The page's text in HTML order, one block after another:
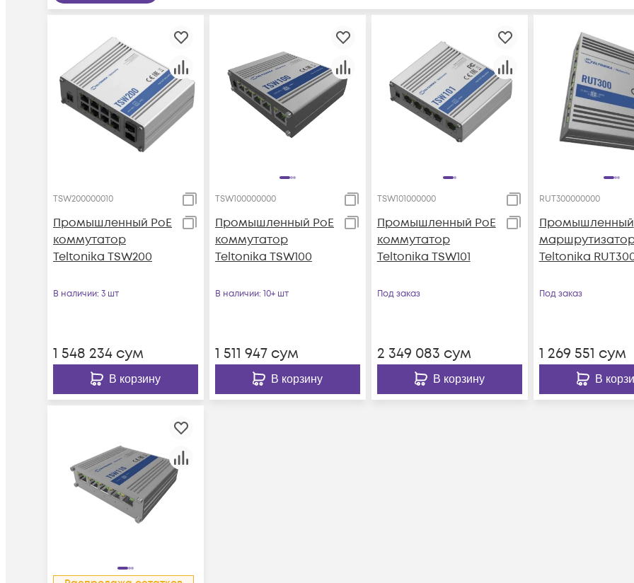
TSW200000010
Промышленный PoE
коммутатор
Teltonika TSW200
В наличии: 3 шт
1 548 234 сум
В корзину
TSW100000000
Промышленный PoE
коммутатор
Teltonika TSW100
В наличии: 10+ шт
1 511 947сум
В корзину
TSW101000000
Промышленный PoE
коммутатор
Teltonika TSW101
Под заказ
2 349 083 сум
В корзину
RUT300000000
Промышленный
Teltonika
Под заказ
1 269 551 сум
В